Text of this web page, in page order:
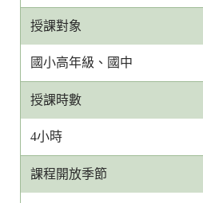
授課對象
國小高年級、國中
授課時數
4小時
課程開放季節